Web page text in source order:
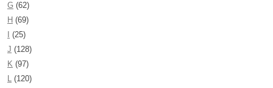
G (62)
H (69)
(25)
J (128)
K (97)
L (120)